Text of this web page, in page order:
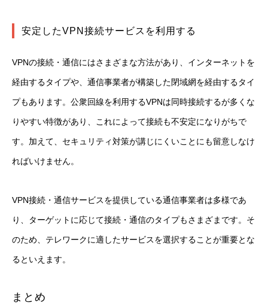
安定したVPN接続サービスを利用する
VPNの接続・通信にはさまざまな方法があり、インターネットを
経由するタイプや、通信事業者が構築した閉域網を経由するタイ
プもあります。公衆回線を利用するVPNは同時接続するが多くな
りやすい特徴があり、これによって接続も不安定になりがちで
す。加えて、セキュリティ対策が講じにくいことにも留意しなけ
ればいけません。
VPN接続・通信サービスを提供している通信事業者は多様であ
り、ターゲットに応じて接続・通信のタイプもさまざまです。そ
のため、テレワークに適したサービスを選択することが重要とな
るといえます。
まとめ